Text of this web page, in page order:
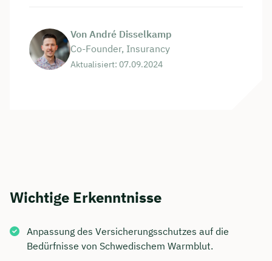
Von André Disselkamp
Co-Founder, Insurancy
Aktualisiert: 07.09.2024
Wichtige Erkenntnisse
Anpassung des Versicherungsschutzes auf die
Bedürfnisse von Schwedischem Warmblut.